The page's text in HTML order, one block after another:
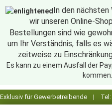
In den nächsten
wir unseren Online-
Bestellungen sind wie
um Ihr Verständnis, falls es
zeitweise zu
Es kann zu einem Ausfall der
kommen.